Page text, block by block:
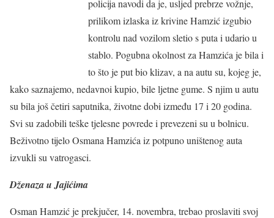
policija navodi da je, usljed prebrze vožnje,
prilikom izlaska iz krivine Hamzić izgubio
kontrolu nad vozilom sletio s puta i udario u
stablo. Pogubna okolnost za Hamzića je bila i
to što je put bio klizav, a na autu su, kojeg je,
kako saznajemo, nedavnoi kupio, bile ljetne gume. S njim u autu
su bila još četiri saputnika, životne dobi između 17 i 20 godina.
Svi su zadobili teške tjelesne povrede i prevezeni su u bolnicu.
Beživotno tijelo Osmana Hamzića iz potpuno uništenog auta
izvukli su vatrogasci.
Dženaza u Jajićima
Osman Hamzić je prekjučer, 14. novembra, trebao proslaviti svoj